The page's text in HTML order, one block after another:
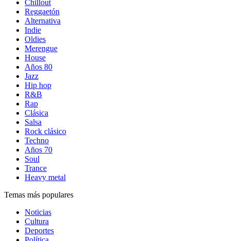
Chillout
Reggaetón
Alternativa
Indie
Oldies
Merengue
House
Años 80
Jazz
Hip hop
R&B
Rap
Clásica
Salsa
Rock clásico
Techno
Años 70
Soul
Trance
Heavy metal
Temas más populares
Noticias
Cultura
Deportes